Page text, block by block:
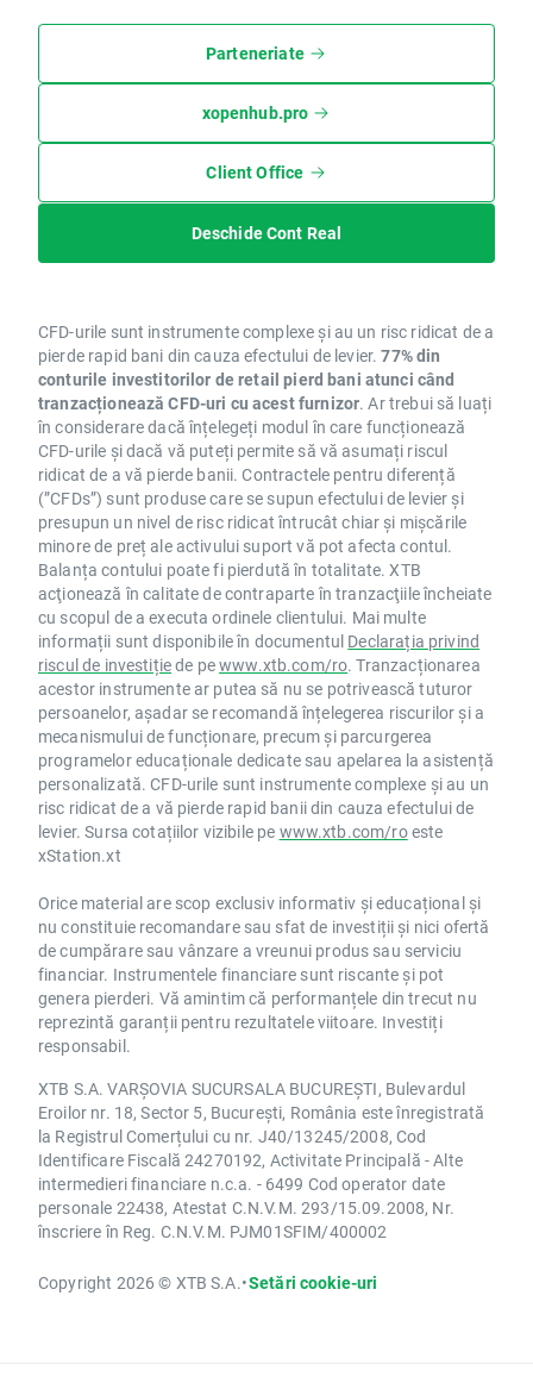
Parteneriate
xopenhub.pro
Client Office
Deschide Cont Real
CFD-urile sunt instrumente complexe și au un risc ridicat de a
pierde rapid bani din cauza efectului de levier.77% din
conturile investitorilor de retail pierd bani atunci când
tranzacționează CFD-uri cu acest furnizor. Ar trebui să luați
în considerare dacă înțelegeți modul în care funcționează
CFD-urile și dacă vă puteți permite să vă asumați riscul
ridicat de a vă pierde banii. Contractele pentru diferență
(”CFDs”) sunt produse care se supun efectului de levier și
presupun un nivel de risc ridicat întrucât chiar și mișcările
minore de preț ale activului suport vă pot afecta contul.
Balanța contului poate fi pierdută în totalitate. XTB
acţionează în calitate de contraparte în tranzacţiile încheiate
cu scopul de a executa ordinele clientului. Mai multe
informații sunt disponibile în documentul Declarația privind
riscul de investițiede pewww.xtb.com/ro. Tranzacționarea
acestor instrumente ar putea să nu se potrivească tuturor
persoanelor, așadar se recomandă înțelegerea riscurilor și a
mecanismului de funcționare, precum și parcurgerea
programelor educaționale dedicate sau apelarea la asistență
personalizată. CFD-urile sunt instrumente complexe și au un
risc ridicat de a vă pierde rapid banii din cauza efectului de
levier. Sursa cotațiilor vizibile pe www.xtb.com/roeste
xStation.xt
Orice material are scop exclusiv informativ și educațional și
nu constituie recomandare sau sfat de investiții și nici ofertă
de cumpărare sau vânzare a vreunui produs sau serviciu
financiar. Instrumentele financiare sunt riscante și pot
genera pierderi. Vă amintim că performanțele din trecut nu
reprezintă garanții pentru rezultatele viitoare. Investiți
responsabil.
XTB S.A. VARȘOVIA SUCURSALA BUCUREȘTI, Bulevardul
Eroilor nr. 18, Sector 5, București, România este înregistrată
la Registrul Comerțului cu nr. J40/13245/2008, Cod
Identificare Fiscală 24270192, Activitate Principală - Alte
intermedieri financiare n.c.a. - 6499 Cod operator date
personale 22438, Atestat C.N.V.M. 293/15.09.2008, Nr.
înscriere în Reg. C.N.V.M. PJM01SFIM/400002
Copyright 2026 © XTB S.A.•Setări cookie-uri